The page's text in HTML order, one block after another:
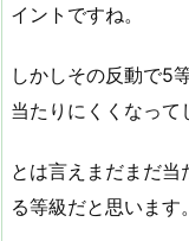
イントですね。
しかしその反動で5
当たりにくくなって
とは言えまだまだ当
る等級だと思います。